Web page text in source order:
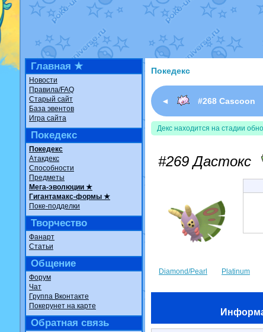
Недовольный
The Dark Wishmaker
траббишот
Raging Boltот
Shadow mismagius
Главная ★
Новости
Правила/FAQ
Старый сайт
База эвентов
Игра сайта
Покедекс
Покедекс
Атакдекс
Способности
Предметы
Мега-эволюции ★
Гигантамакс-формы ★
Поке-подделки
Творчество
Фанарт
Статьи
Общение
Форум
Чат
Группа Вконтакте
Покерунет на карте
Обратная связь
Покедекс
◄ #268 Cascoon
Декс находится на стадии
#269 Дастокс
Diamond/Pearl Platinum